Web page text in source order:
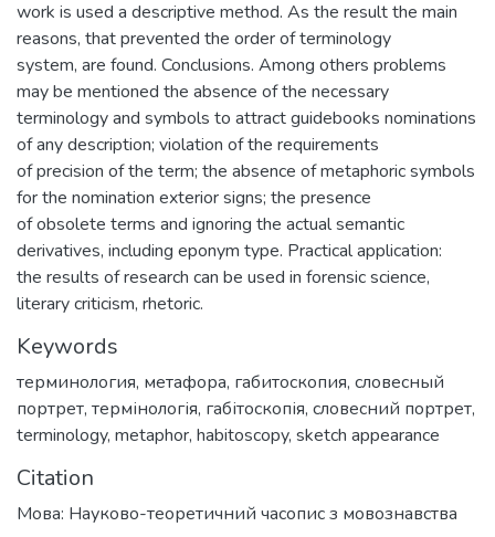
work is used a descriptive method. As the result the main
reasons, that prevented the order of terminology
system, are found. Conclusions. Among others problems
may be mentioned the absence of the necessary
terminology and symbols to attract guidebooks nominations
of any description; violation of the requirements
of precision of the term; the absence of metaphoric symbols
for the nomination exterior signs; the presence
of obsolete terms and ignoring the actual semantic
derivatives, including eponym type. Practical application:
the results of research can be used in forensic science,
literary criticism, rhetoric.
Keywords
терминология, метафора, габитоскопия, словесный
портрет, термінологія, габітоскопія, словесний портрет,
terminology, metaphor, habitoscopy, sketch appearance
Citation
Мова: Науково-теоретичний часопис з мовознавства